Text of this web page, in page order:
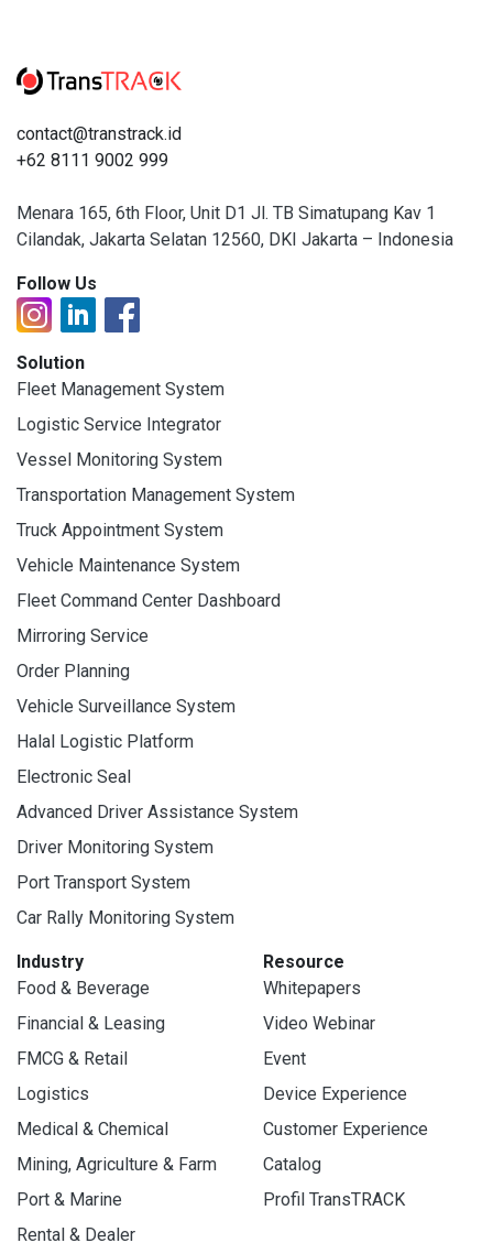
contact@transtrack.id
+62 8111 9002 999
Menara 165, 6th Floor, Unit D1 Jl. TB Simatupang Kav 1
Cilandak, Jakarta Selatan 12560, DKI Jakarta – Indonesia
Follow Us
Solution
Fleet Management System
Logistic Service Integrator
Vessel Monitoring System
Transportation Management System
Truck Appointment System
Vehicle Maintenance System
Fleet Command Center Dashboard
Mirroring Service
Order Planning
Vehicle Surveillance System
Halal Logistic Platform
Electronic Seal
Advanced Driver Assistance System
Driver Monitoring System
Port Transport System
Car Rally Monitoring System
Industry
Food & Beverage
Financial & Leasing
FMCG & Retail
Logistics
Medical & Chemical
Mining, Agriculture & Farm
Port & Marine
Rental & Dealer
Resource
Whitepapers
Video Webinar
Event
Device Experience
Customer Experience
Catalog
Profil TransTRACK